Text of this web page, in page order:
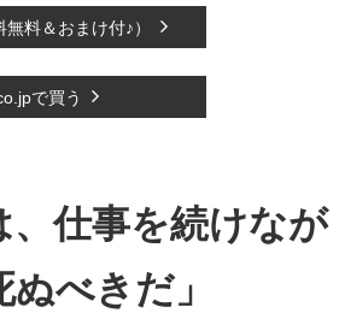
料＆おまけ付♪）
で買う
、仕事を続けなが
べきだ」